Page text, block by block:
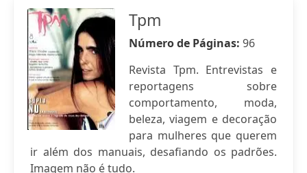
Tpm
Número de Páginas: 96
Revista Tpm. Entrevistas e
reportagens sobre
comportamento, moda,
beleza, viagem e decoração
para mulheres que querem
ir além dos manuais, desafiando os padrões.
Imagem não é tudo.